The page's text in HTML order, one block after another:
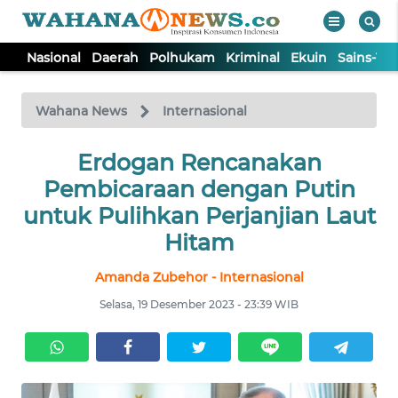
Nasional Daerah Polhukam Kriminal Ekuin Sains-
Wahana News Internasional
Erdogan Rencanakan
Pembicaraan dengan Putin
untuk Pulihkan Perjanjian Laut
Hitam
Amanda Zubehor - Internasional
Selasa, 19 Desember 2023 - 23:39 WIB
TV
Tutup
NASIONAL
DAERAH
EKUIN